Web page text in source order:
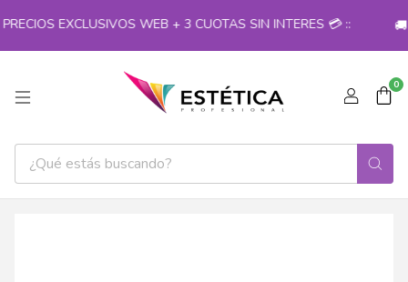
EXCLUSIVOS WEB + 3 CUOTAS SIN INTERES 💳 ::
0